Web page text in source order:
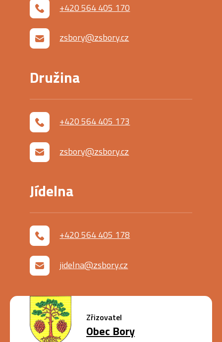
+420 564 405 170
zsbory@zsbory.cz
Družina
+420 564 405 173
zsbory@zsbory.cz
Jídelna
+420 564 405 178
jidelna@zsbory.cz
Zřizovatel
Obec Bory